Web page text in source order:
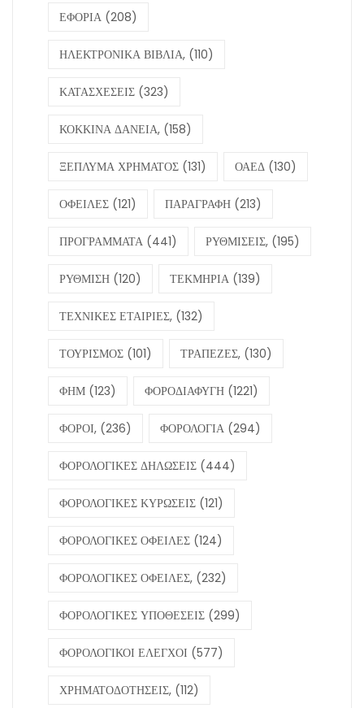
ΕΦΟΡΙΑ (208)
ΗΛΕΚΤΡΟΝΙΚΑ ΒΙΒΛΙΑ, (110)
ΚΑΤΑΣΧΕΣΕΙΣ (323)
ΚΟΚΚΙΝΑ ΔΑΝΕΙΑ, (158)
ΞΕΠΛΥΜΑ ΧΡΗΜΑΤΟΣ (131) ΟΑΕΔ (130)
ΟΦΕΙΛΕΣ (121) ΠΑΡΑΓΡΑΦΗ (213)
ΠΡΟΓΡΑΜΜΑΤΑ (441) ΡΥΘΜΙΣΕΙΣ, (195)
ΡΥΘΜΙΣΗ (120) ΤΕΚΜΗΡΙΑ (139)
ΤΕΧΝΙΚΕΣ ΕΤΑΙΡΙΕΣ, (132)
ΤΟΥΡΙΣΜΟΣ (101) ΤΡΑΠΕΖΕΣ, (130)
ΦΗΜ (123) ΦΟΡΟΔΙΑΦΥΓΗ (1221)
ΦΟΡΟΙ, (236) ΦΟΡΟΛΟΓΙΑ (294)
ΦΟΡΟΛΟΓΙΚΕΣ ΔΗΛΩΣΕΙΣ (444)
ΦΟΡΟΛΟΓΙΚΕΣ ΚΥΡΩΣΕΙΣ (121)
ΦΟΡΟΛΟΓΙΚΕΣ ΟΦΕΙΛΕΣ (124)
ΦΟΡΟΛΟΓΙΚΕΣ ΟΦΕΙΛΕΣ, (232)
ΦΟΡΟΛΟΓΙΚΕΣ ΥΠΟΘΕΣΕΙΣ (299)
ΦΟΡΟΛΟΓΙΚΟΙ ΕΛΕΓΧΟΙ (577)
ΧΡΗΜΑΤΟΔΟΤΗΣΕΙΣ, (112)